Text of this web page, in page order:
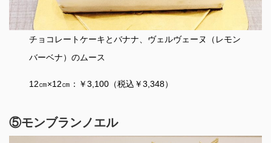
チョコレートケーキとバナナ、ヴェルヴェーヌ（レモン
バーベナ）のムース
12㎝×12㎝：￥3,100（税込￥3,348）
⑤モンブランノエル